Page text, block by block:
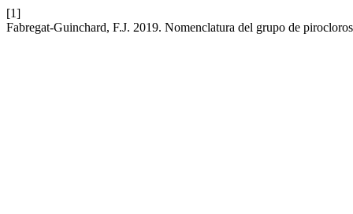
[1]
Fabregat-Guinchard, F.J. 2019. Nomenclatura del grupo de